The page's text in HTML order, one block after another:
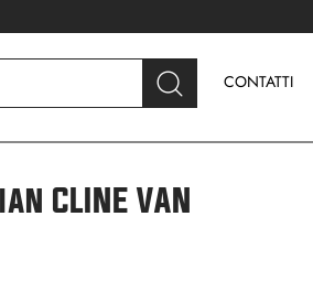
CONTATTI
CLINE VAN